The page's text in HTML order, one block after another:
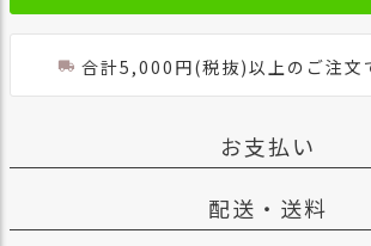
合計5,000円(税抜)以上のご注文
お支払い
配送・送料